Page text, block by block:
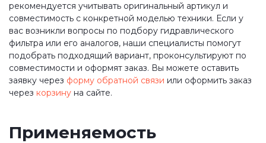
рекомендуется учитывать оригинальный артикул и
совместимость с конкретной моделью техники. Если у
вас возникли вопросы по подбору гидравлического
фильтра или его аналогов, наши специалисты помогут
подобрать подходящий вариант, проконсультируют по
совместимости и оформят заказ. Вы можете оставить
заявку через форму обратной связи или оформить заказ
через корзину на сайте.
Применяемость